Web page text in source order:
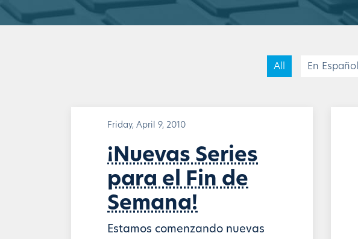
All En Español
Friday, April 9, 2010
¡Nuevas Series
para el Fin de
Semana!
Estamos comenzando nuevas